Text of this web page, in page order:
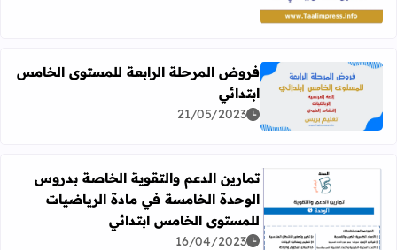
اقرأ المزيد عن فروض المرحلة الرابعة للمستوى الخامس
فروض المرحلة الرابعة للمستوى الخامس
ابتدائي
21/05/2023
اقرأ المزيد عن تمارين الدعم والتقوية الخاصة بدروس
تمارين الدعم والتقوية الخاصة بدروس
الوحدة الخامسة في مادة الرياضيات
للمستوى الخامس ابتدائي
16/04/2023